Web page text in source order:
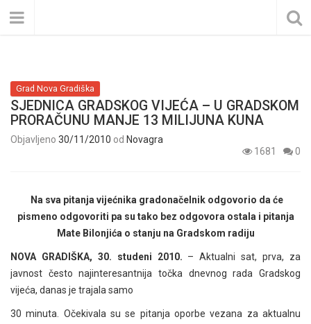
Grad Nova Gradiška
SJEDNICA GRADSKOG VIJEĆA – U GRADSKOM
PRORAČUNU MANJE 13 MILIJUNA KUNA
Objavljeno 30/11/2010 od Novagra
1681
0
Na sva pitanja vijećnika gradonačelnik odgovorio da će
pismeno odgovoriti pa su tako bez odgovora ostala i pitanja
Mate Bilonjića o stanju na Gradskom radiju
NOVA GRADIŠKA, 30. studeni 2010. – Aktualni sat, prva, za
javnost često najinteresantnija točka dnevnog rada Gradskog
vijeća, danas je trajala samo
30 minuta. Očekivala su se pitanja oporbe vezana za aktualnu